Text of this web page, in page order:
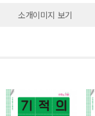
소개이미지 보기